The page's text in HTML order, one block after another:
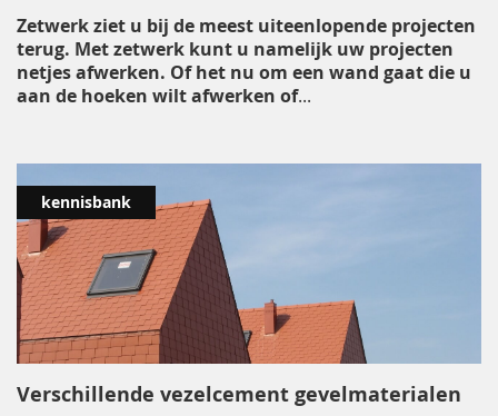
Zetwerk ziet u bij de meest uiteenlopende projecten
terug. Met zetwerk kunt u namelijk uw projecten
netjes afwerken. Of het nu om een wand gaat die u
aan de hoeken wilt afwerken of...
kennisbank
Verschillende vezelcement gevelmaterialen